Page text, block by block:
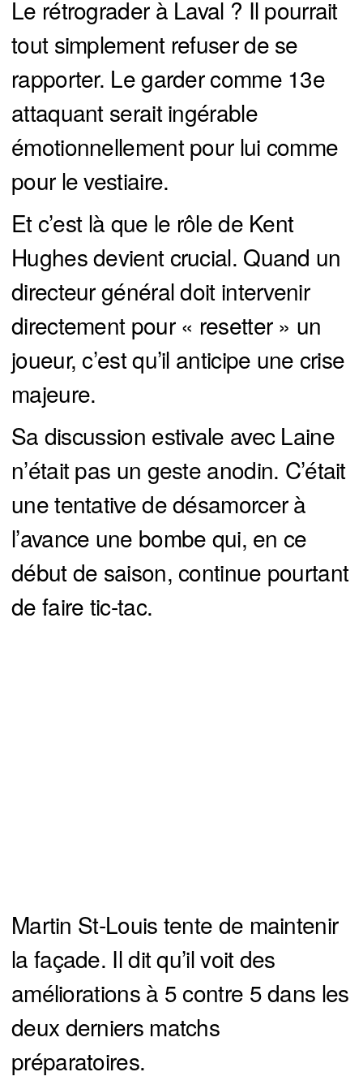
Le rétrograder à Laval ? Il pourrait
tout simplement refuser de se
rapporter. Le garder comme 13e
attaquant serait ingérable
émotionnellement pour lui comme
pour le vestiaire.
Et c’est là que le rôle de Kent
Hughes devient crucial. Quand un
directeur général doit intervenir
directement pour « resetter » un
joueur, c’est qu’il anticipe une crise
majeure.
Sa discussion estivale avec Laine
n’était pas un geste anodin. C’était
une tentative de désamorcer à
l’avance une bombe qui, en ce
début de saison, continue pourtant
de faire tic-tac.
Martin St-Louis tente de maintenir
la façade. Il dit qu’il voit des
améliorations à 5 contre 5 dans les
deux derniers matchs
préparatoires.